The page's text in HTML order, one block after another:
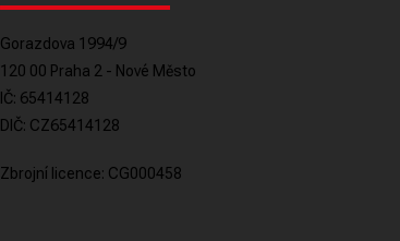
Gorazdova 1994/9
120 00 Praha 2 - Nové Město
IČ: 65414128
DIČ: CZ65414128
Zbrojní licence: CG000458